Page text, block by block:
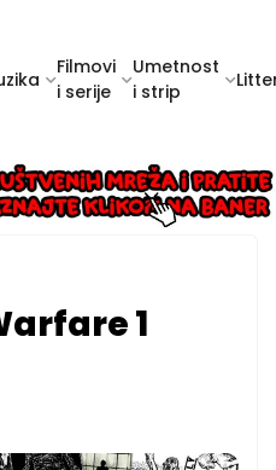
Filmovi
i serije
Umetnost
i strip
1